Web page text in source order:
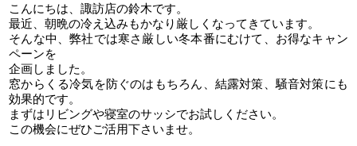
こんにちは、諏訪店の鈴木です。
最近、朝晩の冷え込みもかなり厳しくなってきています。
そんな中、弊社では寒さ厳しい冬本番にむけて、お得なキャン
ペーンを
企画しました。
窓からくる冷気を防ぐのはもちろん、結露対策、騒音対策にも
効果的です。
まずはリビングや寝室のサッシでお試しください。
この機会にぜひご活用下さいませ。